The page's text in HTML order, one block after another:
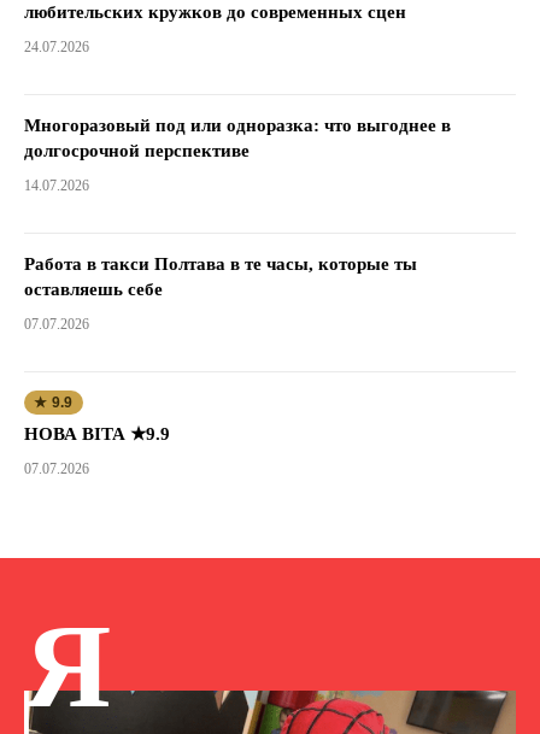
любительских кружков до современных сцен
24.07.2026
Многоразовый под или одноразка: что выгоднее в
долгосрочной перспективе
14.07.2026
Работа в такси Полтава в те часы, которые ты
оставляешь себе
07.07.2026
★ 9.9
НОВА ВІТА ★9.9
07.07.2026
Я